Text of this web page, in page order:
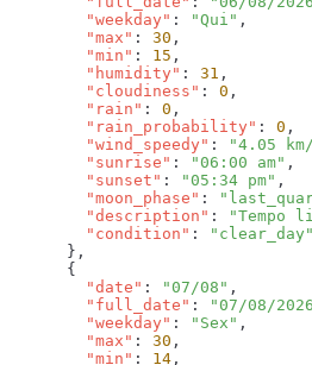
        "weekday"
: "Qui"
        "max"
: 30
        "min"
: 15
        "humidity"
: 31
        "cloudiness"
: 0
        "rain"
: 0
        "rain_probability"
: 0
        "wind_speedy"
: "4.05
        "sunrise"
: "06:00 am"
        "sunset"
: "05:34 pm"
        "moon_phase"
:
        "description"
: "Tempo
        "condition"
:
        "date"
: "07/08"
        "full_date"
: "07/08/
        "weekday"
: "Sex"
        "max"
: 30
        "min"
: 14